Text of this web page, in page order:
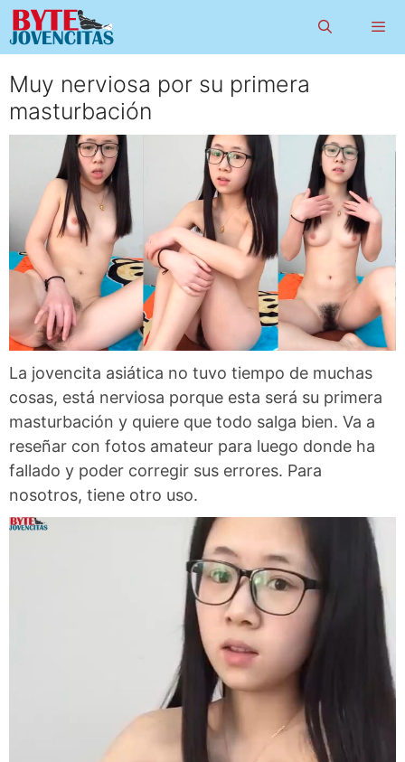
Saltar
al
contenido
Muy nerviosa por su primera
masturbación
La jovencita asiática no tuvo tiempo de muchas
cosas, está nerviosa porque esta será su primera
masturbación y quiere que todo salga bien. Va a
reseñar con fotos amateur para luego donde ha
fallado y poder corregir sus errores. Para
nosotros, tiene otro uso.